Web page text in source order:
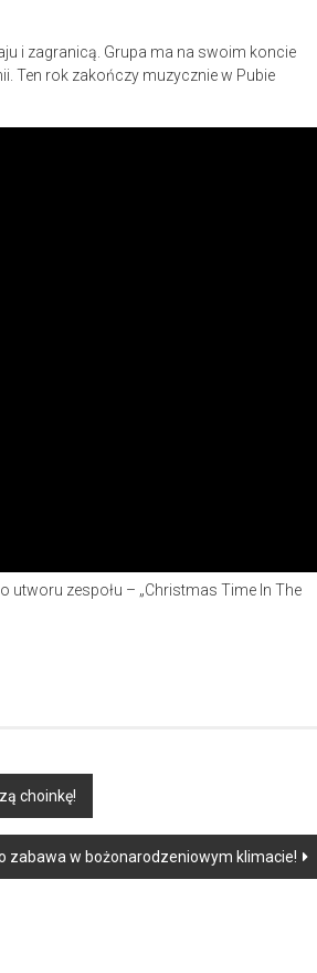
i zagranicą. Grupa ma na swoim koncie
Ten rok zakończy muzycznie w Pubie
utworu zespołu – „Christmas Time In The
choinkę!
zabawa w bożonarodzeniowym klimacie!